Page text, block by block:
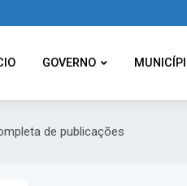
GOVERNO
de publicações